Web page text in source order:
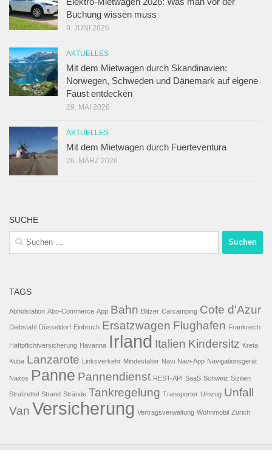
Buchung wissen muss
9. JUNI 2026
AKTUELLES
Mit dem Mietwagen durch Skandinavien:
Norwegen, Schweden und Dänemark auf eigene
Faust entdecken
29. MAI 2026
AKTUELLES
Mit dem Mietwagen durch Fuerteventura
26. MÄRZ 2026
SUCHE
Suchen
nach:
TAGS
Abholstation Abo-Commerce App Bahn Blitzer Carcamping Cote d'Azur
Diebstahl Düsseldorf Einbruch Ersatzwagen Flughafen Frankreich
Haftpflichtversicherung Havanna Irland Italien Kindersitz Kreta
Kuba Lanzarote Linksverkehr Mindestalter Navi Navi-App Navigationsgerät
Naxos Panne Pannendienst REST-API SaaS Schweiz Sizilien
Strafzettel Strand Strände Tankregelung Transporter Umzug Unfall
Van Versicherung Vertragsverwaltung Wohnmobil Zürich